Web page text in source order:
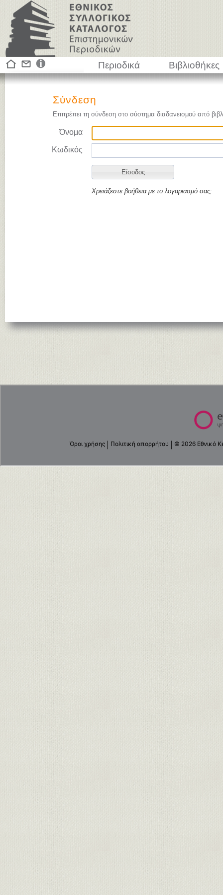
Περιοδικά Βιβλιοθήκες
Σύνδεση
Επιτρέπει τη σύνδεση στο σύστημα διαδανεισμού από
Όνομα
Κωδικός
Χρειάζεστε βοήθεια με το λογαριασμό σας;